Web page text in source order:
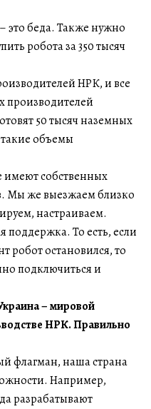
это беда. Также нужно
робота за 350 тысяч
НРК, и все
производителей
50 тысяч наземных
объемы
собственных
Мы же выезжаем близко
настраиваем.
поддержка. То есть, если
робот остановился, то
подключиться и
– мировой
НРК. Правильно
флагман, наша страна
Например,
разрабатывают